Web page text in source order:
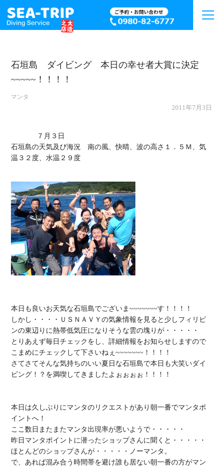
石垣島 ダイビング 本日の幸せ者大賞に決定
~~~~~！！！！
マンタ
2011年7月3日
石垣島の天気及び海況　南の風、快晴、波の高さ１．５Ｍ、気
温３２度、水温２９度
本日も良いお天気な石垣島でございま~~~~~~~す！！！！
しかし・・・・ＵＳＮＡＶＹの気象情報を見ると少しフィリピ
ンの東辺りに熱帯低気圧になりそうな雲の塊りが・・・・・
とりあえず毎日チェックをし、詳細情報をお知らせしますので
こまめにチェックして下さいねぇ~~~~~~~！！！！
さてさてそんな気持ちのいい夏日な石垣島で本日も大笑いダイ
ビング！？を満喫してきましたよぉぉぉぉ！！！！
本日は久しぶりにマンタのリクエストがあり朝一番でマンタポ
イントへ！
ここ数日またまたマンタ出現率が悪いようで・・・・・
昨日マンタポイントに潜ったショップさんに聞くと・・・・・
ほとんどのショップさんが・・・・・ノーマンタ。
で、あれば混み合う時間帯を避け誰も居ない朝一番の方がマン